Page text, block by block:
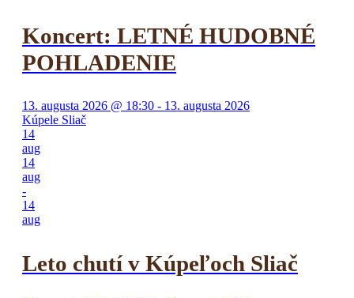
Koncert: LETNÉ HUDOBNÉ
POHLADENIE
13. augusta 2026 @ 18:30 - 13. augusta 2026
Kúpele Sliač
14
aug
14
aug
-
14
aug
Leto chutí v Kúpeľoch Sliač